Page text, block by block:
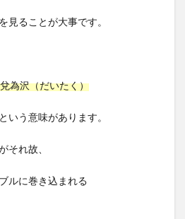
見ることが大事です。
為沢（だいたく）
いう意味があります。
それ故、
ルに巻き込まれる